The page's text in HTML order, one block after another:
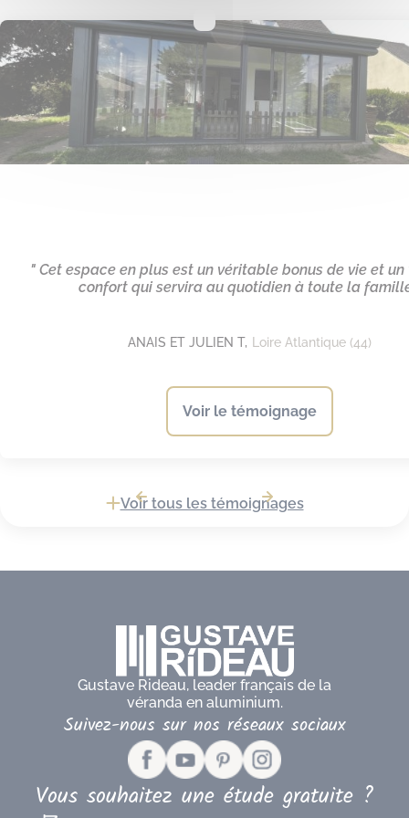
" Cet espace en plus est un véritable bonus de vie et
confort qui servira au quotidien à toute la
ANAIS ET JULIEN T, Loire Atlantique (44)
Voir le témoignage
Voir tous les témoignages
Gustave Rideau, leader français de la
véranda en aluminium.
Suivez-nous sur nos réseaux sociaux
Vous souhaitez une étude gratuite ?